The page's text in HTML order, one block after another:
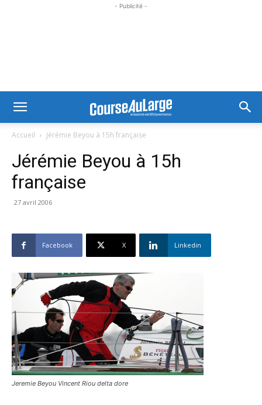
- Publicité -
Accueil Jérémie Beyou à 15h française
Jérémie Beyou à 15h
française
27 avril 2006
Facebook X Linkedin
Jeremie Beyou Vincent Riou delta dore